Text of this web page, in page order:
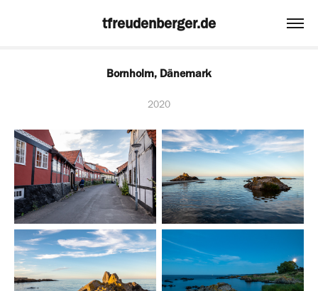
tfreudenberger.de
Bornholm, Dänemark
2020